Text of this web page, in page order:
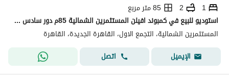
1
2
85 متر مربع
استوديو للبيع في كمبوند افيلن المستثمرين الشمالية 85م دور سادس اسانسير بحري فيو جادرن قريب من الجامعة الامريكية 2.1 مليون
المستثمرين الشمالية، التجمع الاول، القاهرة الجديدة، القاهرة
الإيميل
اتصل